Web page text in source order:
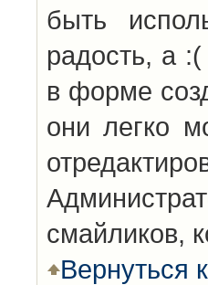
быть
радость, а
в форме
они легко
смайликов,
Вернуться